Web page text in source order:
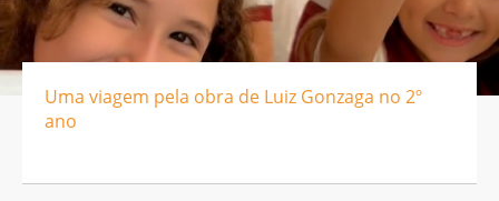
Uma viagem pela obra de Luiz Gonzaga no 2º
ano